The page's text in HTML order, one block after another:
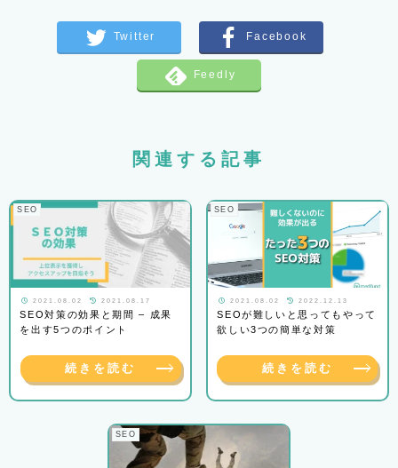
関連する記事
SEO
SEO対策の効果と期間 – 成果
を出す5つのポイント
2021.08.02 2021.08.17
続きを読む
SEO
SEOが難しいと思ってもやって
欲しい3つの簡単な対策
2021.08.02 2022.12.13
続きを読む
SEO